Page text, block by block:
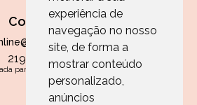
experiência de
navegação no nosso
site, de forma a
mostrar conteúdo
personalizado,
anúncios
Contactos
219 862 836
para a rede fixa nacional)
Loja